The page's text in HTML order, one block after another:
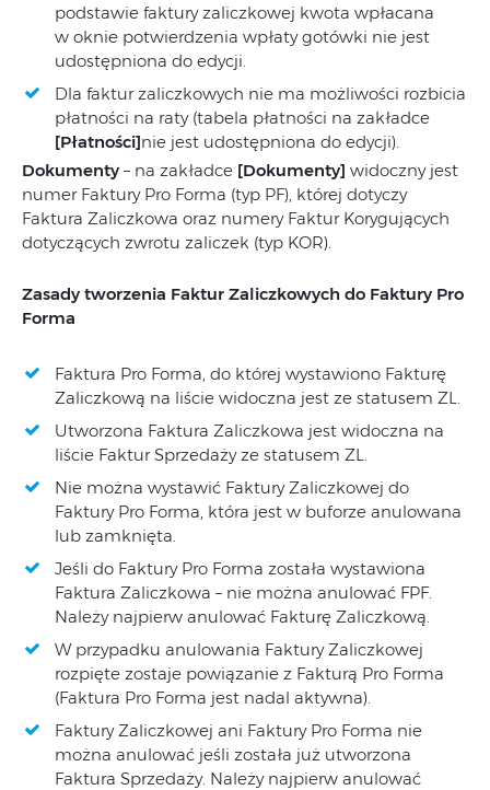
podstawie faktury zaliczkowej kwota wpłacana
w oknie potwierdzenia wpłaty gotówki nie jest
udostępniona do edycji.
Dla faktur zaliczkowych nie ma możliwości rozbicia
płatności na raty (tabela płatności na zakładce
[Płatności]nie jest udostępniona do edycji).
Dokumenty – na zakładce [Dokumenty] widoczny jest
numer Faktury Pro Forma (typ PF), której dotyczy
Faktura Zaliczkowa oraz numery Faktur Korygujących
dotyczących zwrotu zaliczek (typ KOR).
Zasady tworzenia Faktur Zaliczkowych do Faktury Pro
Forma
Faktura Pro Forma, do której wystawiono Fakturę
Zaliczkową na liście widoczna jest ze statusem ZL.
Utworzona Faktura Zaliczkowa jest widoczna na
liście Faktur Sprzedaży ze statusem ZL.
Nie można wystawić Faktury Zaliczkowej do
Faktury Pro Forma, która jest w buforze anulowana
lub zamknięta.
Jeśli do Faktury Pro Forma została wystawiona
Faktura Zaliczkowa – nie można anulować FPF.
Należy najpierw anulować Fakturę Zaliczkową.
W przypadku anulowania Faktury Zaliczkowej
rozpięte zostaje powiązanie z Fakturą Pro Forma
(Faktura Pro Forma jest nadal aktywna).
Faktury Zaliczkowej ani Faktury Pro Forma nie
można anulować jeśli została już utworzona
Faktura Sprzedaży. Należy najpierw anulować